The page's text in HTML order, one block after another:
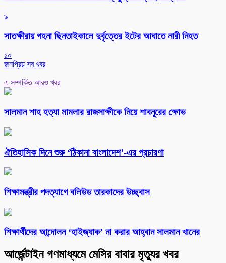
৯
সাতক্ষীরায় গহনা ছিনতাইকালে দুর্বৃত্তের ইটের আঘাতে নারী নিহত
১০
জনপ্রিয় সব খবর
এ সম্পর্কিত আরও খবর
সালমান শাহ হত্যা মামলার রাজসাক্ষীকে নিয়ে শাবনূরের ক্ষোভ
ঐতিহাসিক দিনে শুরু ‘ঠিকানা বাংলাদেশ’-এর প্রচারণা
শিক্ষামন্ত্রীর পদত্যাগে বলিউড তারকাদের উচ্ছ্বাস
শিক্ষার্থীদের আন্দোলন ‘হাইজ্যাক’ না করার আহ্বান সালমান খানের
আর্জেন্টাইন গণমাধ্যমে মেসির বাবার মৃত্যুর খবর